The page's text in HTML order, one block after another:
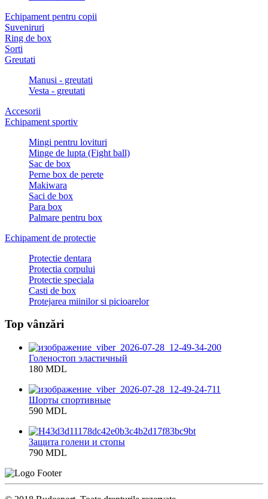
Echipament pentru copii
Suveniruri
Ring de box
Sorti
Greutati
Manusi - greutati
Vesta - greutati
Accesorii
Echipament sportiv
Mingi pentru lovituri
Minge de lupta (Fight ball)
Sac de box
Perne box de perete
Makiwara
Saci de box
Para box
Palmare pentru box
Echipament de protectie
Protectie dentara
Protectia corpului
Protectie speciala
Casti de box
Protejarea miinilor si picioarelor
Top vânzări
Голеностоп эластичный
180 MDL
Шорты спортивные
590 MDL
Защита голени и стопы
790 MDL